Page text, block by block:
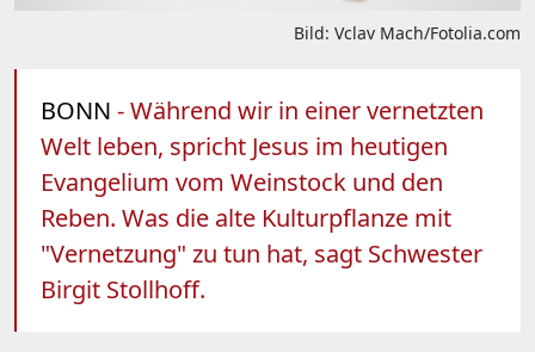
Bild: Vclav Mach/Fotolia.com
BONN - Während wir in einer vernetzten
Welt leben, spricht Jesus im heutigen
Evangelium vom Weinstock und den
Reben. Was die alte Kulturpflanze mit
"Vernetzung" zu tun hat, sagt Schwester
Birgit Stollhoff.